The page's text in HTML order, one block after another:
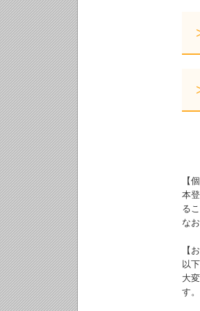
【
本
る
な
【
以
大
す。